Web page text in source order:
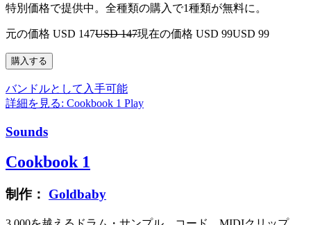
特別価格で提供中。全種類の購入で1種類が無料に。
元の価格 USD 147USD 147現在の価格 USD 99USD 99
バンドルとして入手可能
詳細を見る: Cookbook 1 Play
Sounds
Cookbook 1
制作： Goldbaby